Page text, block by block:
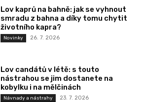
Lov kaprů na bahně: jak se vyhnout
smradu z bahna a díky tomu chytit
životního kapra?
Novinky 26. 7. 2026
Lov candátů v létě: s touto
nástrahou se jim dostanete na
kobylku i na mělčinách
Návnady a nástrahy 23. 7. 2026